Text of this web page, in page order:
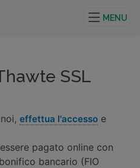
MENU
SSL
effettua l'accesso e
pagato online con
bancario (FIO